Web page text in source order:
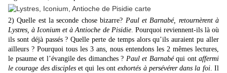
2) Quelle est la seconde chose bizarre? Paul et Barnabé, retournèrent à
Lystres, à Iconium et à Antioche de Pisidie. Pourquoi reviennent-ils là où
ils sont déjà passés ? Quelle perte de temps alors qu’ils auraient pu aller
ailleurs ? Pourquoi tous les 3 ans, nous entendons les 2 mêmes lectures,
le psaume et l’évangile des dimanches ? Paul et Barnabéqui ont affermi
le courage des discipleset qui les ont exhortés à persévérer dans la foi. Il